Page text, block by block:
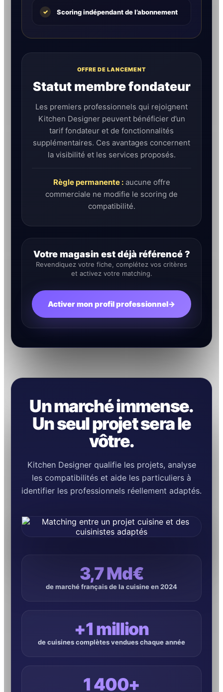
✓ Scoring indépendant de l’abonnement
OFFRE DE LANCEMENT
Statut membre fondateur
Les premiers professionnels qui rejoignent
Kitchen Designer peuvent bénéficier d’un
tarif fondateur et de fonctionnalités
supplémentaires. Ces avantages concernent
la visibilité et les services proposés.
Règle permanente :aucune offre
commerciale ne modifie le scoring de
compatibilité.
Votre magasin est déjà référencé ?
Revendiquez votre fiche, complétez vos critères
et activez votre matching.
Activer mon profil professionnel→
Un marché immense.
Un seul projet sera le
vôtre.
Kitchen Designer qualifie les projets, analyse
les compatibilités et aide les particuliers à
identifier les professionnels réellement adaptés.
3,7 Md€
de marché français de la cuisine en 2024
+1 million
de cuisines complètes vendues chaque année
1 400+